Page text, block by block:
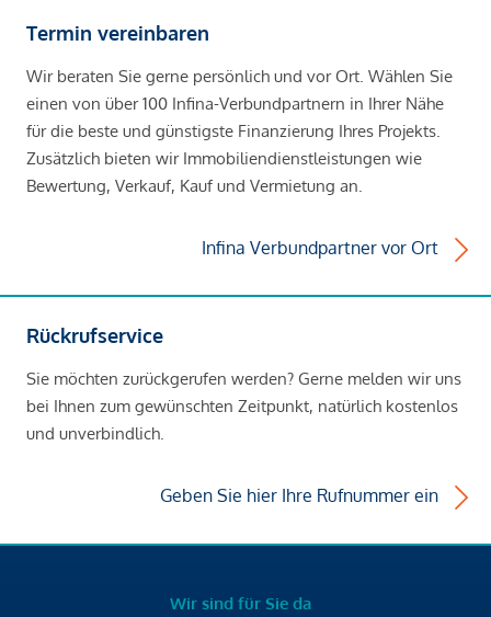
Termin vereinbaren
Wir beraten Sie gerne persönlich und vor Ort. Wählen Sie
einen von über 100 Infina-Verbundpartnern in Ihrer Nähe
für die beste und günstigste Finanzierung Ihres Projekts.
Zusätzlich bieten wir Immobiliendienstleistungen wie
Bewertung, Verkauf, Kauf und Vermietung an.
Infina Verbundpartner vor Ort
Rückrufservice
Sie möchten zurückgerufen werden? Gerne melden wir uns
bei Ihnen zum gewünschten Zeitpunkt, natürlich kostenlos
und unverbindlich.
Geben Sie hier Ihre Rufnummer ein
Wir sind für Sie da